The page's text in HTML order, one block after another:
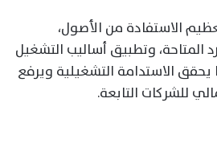
الاستفادة من الأصول،
المتاحة، وتطبيق أساليب التشغيل
يحقق الاستدامة التشغيلية ويرفع
للشركات التابعة.